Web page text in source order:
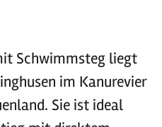
Schwimmsteg liegt
im Kanurevier
Sie ist ideal